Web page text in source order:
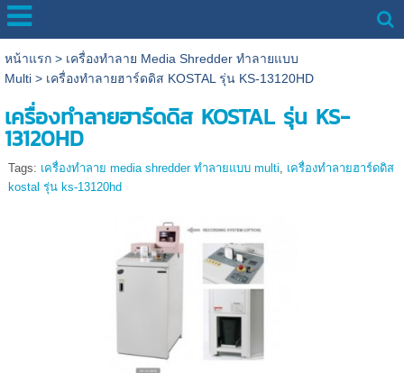
หน้าแรก> เครื่องทำลาย Media Shredder ทำลายแบบ
Multi> เครื่องทำลายฮาร์ดดิส KOSTAL รุ่น KS-13120HD
เครื่องทำลายฮาร์ดดิส KOSTAL รุ่น KS-
13120HD
Tags: เครื่องทำลาย media shredder ทำลายแบบ multi, เครื่องทำลายฮาร์ดดิส
kostal รุ่น ks-13120hd